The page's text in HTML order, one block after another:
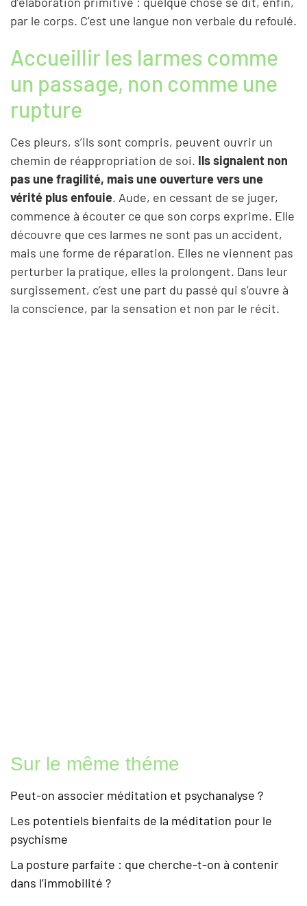
par le corps. C’est une langue non verbale du refoulé.
Accueillir les larmes comme
un passage, non comme une
rupture
Ces pleurs, s’ils sont compris, peuvent ouvrir un
chemin de réappropriation de soi. Ils signalent non
pas une fragilité, mais une ouverture vers une
vérité plus enfouie. Aude, en cessant de se juger,
commence à écouter ce que son corps exprime. Elle
découvre que ces larmes ne sont pas un accident,
mais une forme de réparation. Elles ne viennent pas
perturber la pratique, elles la prolongent. Dans leur
surgissement, c’est une part du passé qui s’ouvre à
la conscience, par la sensation et non par le récit.
Sur le même théme
Peut-on associer méditation et psychanalyse ?
Les potentiels bienfaits de la méditation pour le
psychisme
La posture parfaite : que cherche-t-on à contenir
dans l’immobilité ?